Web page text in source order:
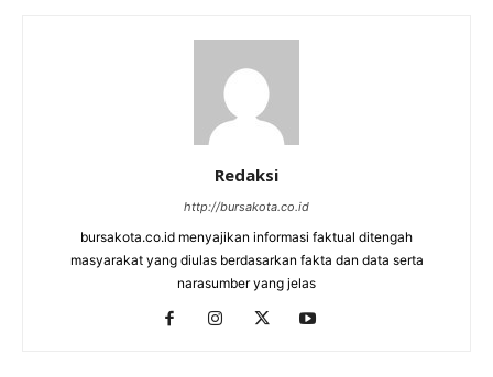
Redaksi
http://bursakota.co.id
bursakota.co.id menyajikan informasi faktual ditengah
masyarakat yang diulas berdasarkan fakta dan data serta
narasumber yang jelas